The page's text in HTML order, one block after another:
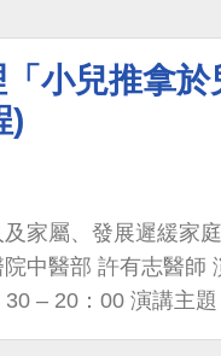
小兒推拿於
)
家屬、發展遲緩家
中醫部 許有志醫師
– 20：00 演講主